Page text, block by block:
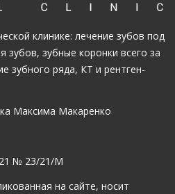
клинике: лечение зубов под
зубов, зубные коронки всего за
зубного ряда, КТ и рентген-
Максима Макаренко
№ 23/21/М
на сайте, носит